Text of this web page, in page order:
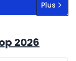
Plus
2026